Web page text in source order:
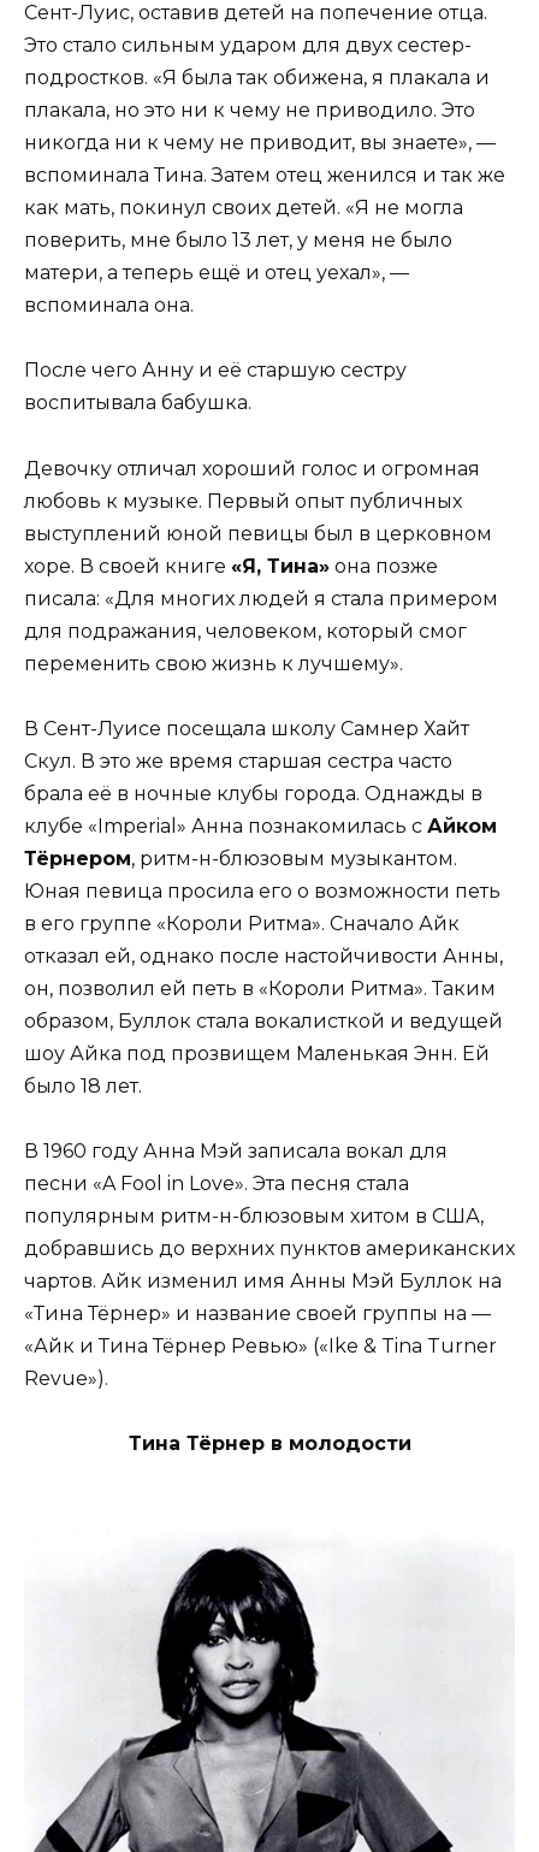
Сент-Луис, оставив детей на попечение отца.
Это стало сильным ударом для двух сестер-
подростков. «Я была так обижена, я плакала и
плакала, но это ни к чему не приводило. Это
никогда ни к чему не приводит, вы знаете», —
вспоминала Тина. Затем отец женился и так же
как мать, покинул своих детей. «Я не могла
поверить, мне было 13 лет, у меня не было
матери, а теперь ещё и отец уехал», —
вспоминала она.
После чего Анну и её старшую сестру
воспитывала бабушка.
Девочку отличал хороший голос и огромная
любовь к музыке. Первый опыт публичных
выступлений юной певицы был в церковном
хоре. В своей книге «Я, Тина» она позже
писала: «Для многих людей я стала примером
для подражания, человеком, который смог
переменить свою жизнь к лучшему».
В Сент-Луисе посещала школу Самнер Хайт
Скул. В это же время старшая сестра часто
брала её в ночные клубы города. Однажды в
клубе «Imperial» Анна познакомилась с Айком
Тёрнером, ритм-н-блюзовым музыкантом.
Юная певица просила его о возможности петь
в его группе «Короли Ритма». Сначало Айк
отказал ей, однако после настойчивости Анны,
он, позволил ей петь в «Короли Ритма». Таким
образом, Буллок стала вокалисткой и ведущей
шоу Айка под прозвищем Маленькая Энн. Ей
было 18 лет.
В 1960 году Анна Мэй записала вокал для
песни «A Fool in Love». Эта песня стала
популярным ритм-н-блюзовым хитом в США,
добравшись до верхних пунктов американских
чартов. Айк изменил имя Анны Мэй Буллок на
«Тина Тёрнер» и название своей группы на —
«Айк и Тина Тёрнер Ревью» («Ike & Tina Turner
Revue»).
Тина Тёрнер в молодости